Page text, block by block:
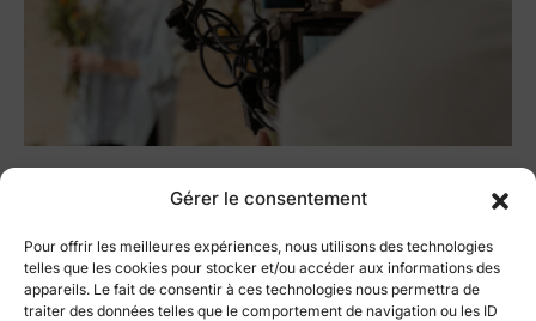
Gérer le consentement
Pour offrir les meilleures expériences, nous utilisons des technologies
telles que les cookies pour stocker et/ou accéder aux informations des
appareils. Le fait de consentir à ces technologies nous permettra de
traiter des données telles que le comportement de navigation ou les ID
Vidéo marketing vs vidéos
“tout court” , quelles
différences ?